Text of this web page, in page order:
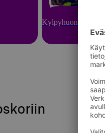
Kylpyhuone ja sauna